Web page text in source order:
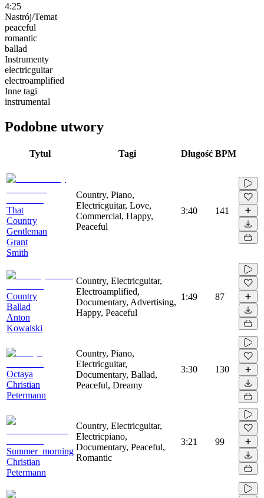
4:25
Nastrój/Temat
peaceful
romantic
ballad
Instrumenty
electricguitar
electroamplified
Inne tagi
instrumental
Podobne utwory
Tytuł Tagi Długość BPM
That
Country
Gentleman
Grant
Smith
Country, Piano,
Electricguitar, Love,
Commercial, Happy,
Peaceful
3:40 141
Country
Ballad
Anton
Kowalski
Country, Electricguitar,
Electroamplified,
Documentary, Advertising,
Happy, Peaceful
1:49 87
Octaya
Christian
Petermann
Country, Piano,
Electricguitar,
Documentary, Ballad,
Peaceful, Dreamy
3:30 130
Summer_morning
Christian
Petermann
Country, Electricguitar,
Electricpiano,
Documentary, Peaceful,
Romantic
3:21 99